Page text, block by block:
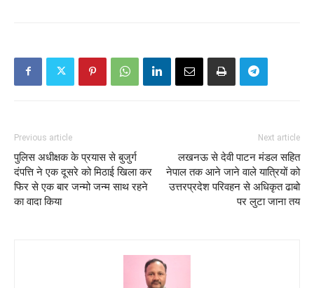
Previous article
पुलिस अधीक्षक के प्रयास से बुजुर्ग
दंपत्ति ने एक दूसरे को मिठाई खिला कर
फिर से एक बार जन्मो जन्म साथ रहने
का वादा किया
Next article
लखनऊ से देवी पाटन मंडल सहित
नेपाल तक आने जाने वाले यात्रियों को
उत्तरप्रदेश परिवहन से अधिकृत ढाबो
पर लुटा जाना तय